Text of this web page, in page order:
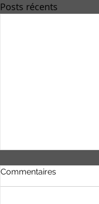
Posts récents
Commentaires